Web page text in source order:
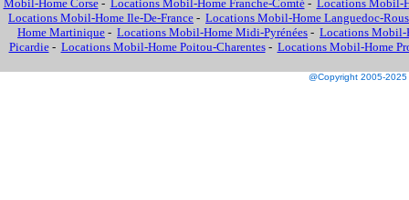
Mobil-Home Corse- Locations Mobil-Home Franche-Comté- Locations Mobil-
Locations Mobil-Home Ile-De-France - Locations Mobil-Home Languedoc-
Home Martinique - Locations Mobil-Home Midi-Pyrénées - Locations Mobil-
Picardie- Locations Mobil-Home Poitou-Charentes- Locations Mobil-Home
@Copyright 2005-